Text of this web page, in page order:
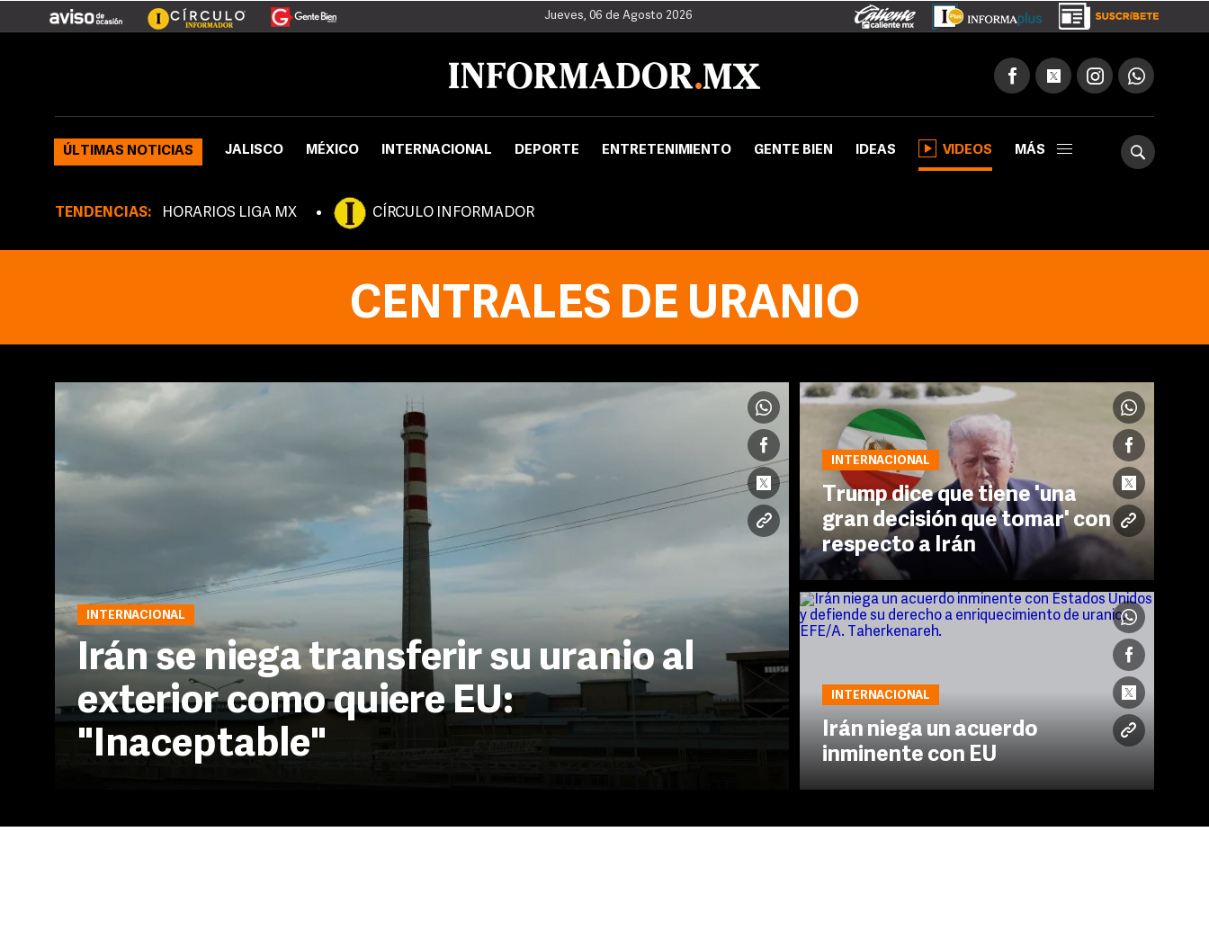
Jueves, 06 de Agosto 2026
ÚLTIMAS NOTICIAS JALISCO MÉXICO INTERNACIONAL DEPORTE ENTRETENIMIENTO GENTE BIEN IDEAS VIDEOS MÁS
TENDENCIAS: HORARIOS LIGA MX CÍRCULO INFORMADOR
CENTRALES DE URANIO
INTERNACIONAL
Irán se niega transferir su uranio al
exterior como quiere EU:
"Inaceptable"
INTERNACIONAL
Trump dice que tiene 'una
gran decisión que tomar' con
respecto a Irán
INTERNACIONAL
Irán niega un acuerdo
inminente con EU